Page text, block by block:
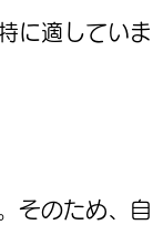
に適していま
そのため、自